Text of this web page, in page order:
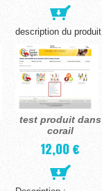
description du produit
test produit dans
corail
12,00 €